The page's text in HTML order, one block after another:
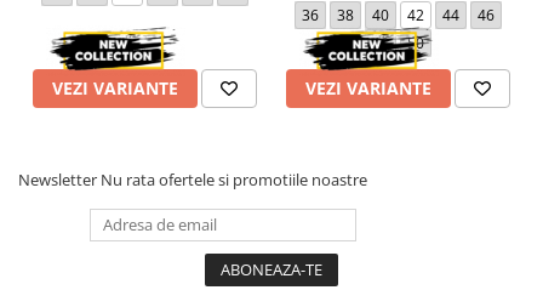
VEZI VARIANTE
36 38 40 42 44
46
48
50
VEZI VARIANTE
Newsletter Nu rata ofertele si promotiile noastre